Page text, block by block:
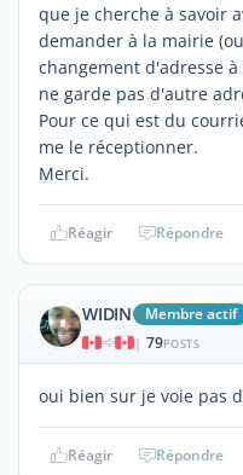
que je cherche à savoir
demander à la mairie
changement d'adresse
ne garde pas d'autre
Pour ce qui est du
me le réceptionner.
Merci.
Réagir Répondre
WIDIN Membre actif
| 79POSTS
oui bien sur je voie pas
Réagir Répondre